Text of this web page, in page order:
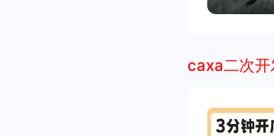
caxa二次开